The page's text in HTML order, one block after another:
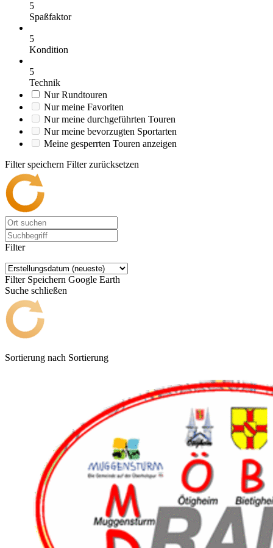
5
Spaßfaktor
5
Kondition
5
Technik
Nur Rundtouren
Nur meine Favoriten
Nur meine durchgeführten Touren
Nur meine bevorzugten Sportarten
Meine gesperrten Touren anzeigen
Filter speichern Filter zurücksetzen
Filter
Filter Speichern Google Earth
Suche schließen
Sortierung nach Sortierung